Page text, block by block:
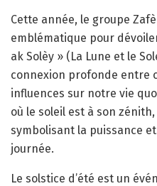
Cette année, le groupe
emblématique pour
ak Solèy » (La Lune et le
connexion profonde entre
influences sur notre vie
où le soleil est à son
symbolisant la puissance
journée.
Le solstice d’été est un